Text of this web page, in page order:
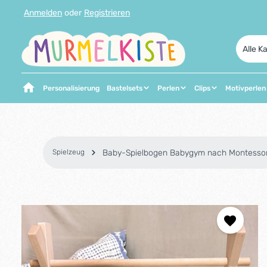
Hauptinhalt springen
Zur Suche springen
Zur Hauptnavigation springen
Anmelden oder Registrieren
Alle
Personalisierung Bastelsets Perlen Clips Motivperlen
Spielzeug Baby-Spielbogen Babygym nach